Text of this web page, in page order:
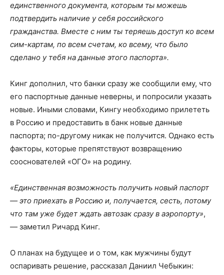
единственного документа, которым ты можешь
подтвердить наличие у себя российского
гражданства. Вместе с ним ты теряешь доступ ко всем
сим-картам, по всем счетам, ко всему, что было
сделано у тебя на данные этого паспорта».
Кинг дополнил, что банки сразу же сообщили ему, что
его паспортные данные неверны, и попросили указать
новые. Иными словами, Кингу необходимо прилететь
в Россию и предоставить в банк новые данные
паспорта; по-другому никак не получится. Однако есть
факторы, которые препятствуют возвращению
сооснователей «ОГО» на родину.
«Единственная возможность получить новый паспорт
— это приехать в Россию и, получается, сесть, потому
что там уже будет ждать автозак сразу в аэропорту»,
— заметил Ричард Кинг.
О планах на будущее и о том, как мужчины будут
оспаривать решение, рассказал Даниил Чебыкин: